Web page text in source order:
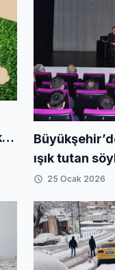
ışık tutan
25 Ocak 2026